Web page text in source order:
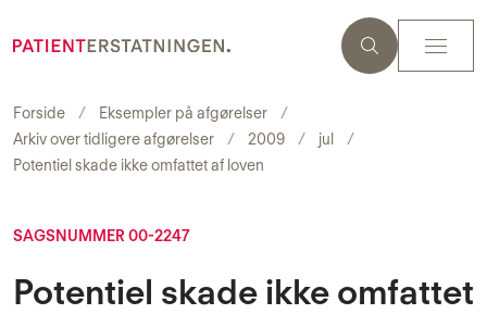
Forside
Eksempler på afgørelser
Arkiv over tidligere afgørelser
2009
jul
Potentiel skade ikke omfattet af loven
SAGSNUMMER 00-2247
Potentiel skade ikke omfattet